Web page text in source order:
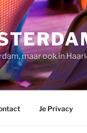
maar ook in
Je Privacy